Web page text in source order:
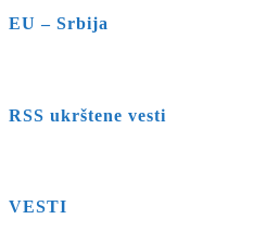
EU – Srbija
RSS ukrštene vesti
VESTI